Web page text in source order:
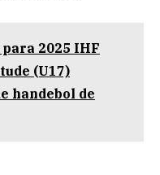
2025 IHF
(U17)
handebol de